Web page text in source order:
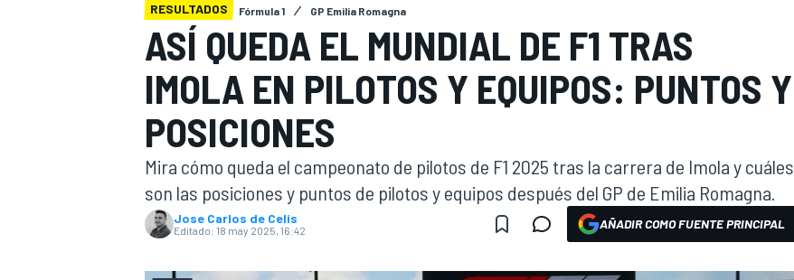
RESULTADOS Fórmula 1 GP Emilia Romagna
ASÍ QUEDA EL MUNDIAL DE F1 TRAS
IMOLA EN PILOTOS Y EQUIPOS: PUNTOS Y
POSICIONES
Mira cómo queda el campeonato de pilotos de F1 2025 tras la carrera de Imola y cuáles
son las posiciones y puntos de pilotos y equipos después del GP de Emilia Romagna.
Jose Carlos de Celis
Editado: 18 may 2025, 16:42 AÑADIR COMO FUENTE PRINCIPAL